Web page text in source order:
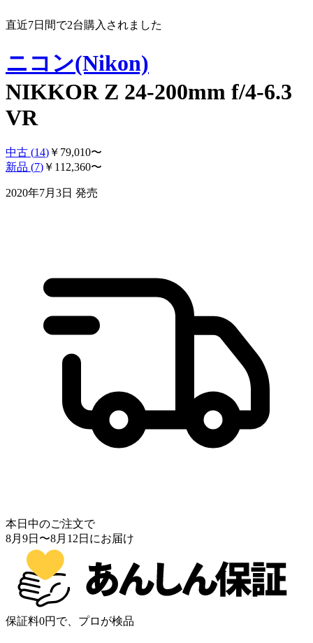
直近7日間で2台購入されました
ニコン(Nikon)
NIKKOR Z 24-200mm f/4-6.3
VR
中古 (14) ￥ 79,010〜
新品 (7) ￥ 112,360〜
2020年7月3日 発売
本日中のご注文で
8月9日 〜8月12日 にお届け
保証料0円で、プロが検品